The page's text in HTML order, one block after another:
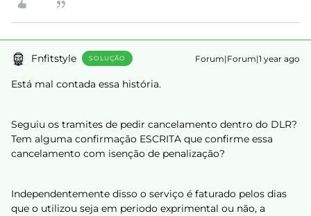
Fnfitstyle SOLUÇÃO Forum|Forum|1 year ago
Está mal contada essa história.
Seguiu os tramites de pedir cancelamento dentro do DLR?
Tem alguma confirmação ESCRITA que confirme essa
cancelamento com isenção de penalização?
Independentemente disso o serviço é faturado pelos dias
que o utilizou seja em periodo exprimental ou não, a